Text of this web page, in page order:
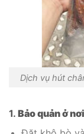
Dịch vụ hút
1. Bảo quản ở